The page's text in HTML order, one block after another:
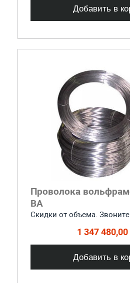
Добавить в
Проволока
ВА
Скидки от объема.
1 347 480,00
Добавить в